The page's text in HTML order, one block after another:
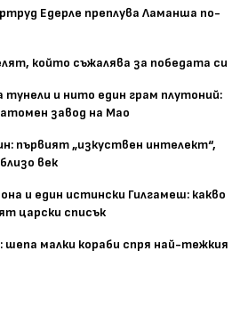
Едерле преплува Ламанша по-
който съжалява за победата си
и нито един грам плутоний:
завод на Мао
първият „изкуствен интелект“,
век
и един истински Гилгамеш: какво
царски списък
малки кораби спря най-тежкия